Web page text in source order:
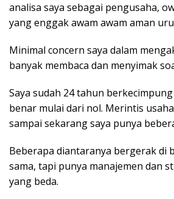
analisa saya sebagai pengusaha,
yang enggak awam awam aman
Minimal concern saya dalam
banyak membaca dan menyimak
Saya sudah 24 tahun
benar mulai dari nol. Merintis
sampai sekarang saya punya
Beberapa diantaranya bergerak di
sama, tapi punya manajemen dan
yang beda.